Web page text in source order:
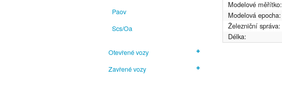
Paov
Scs/Oa
Otevřené vozy
Zavřené vozy
Modelové měřítko:
Modelová epocha:
Železniční správa:
Délka: